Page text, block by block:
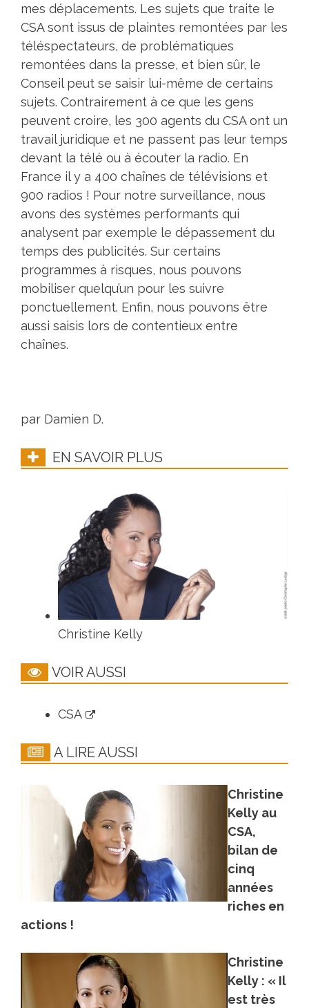
mes déplacements. Les sujets que traite le
CSA sont issus de plaintes remontées par les
téléspectateurs, de problématiques
remontées dans la presse, et bien sûr, le
Conseil peut se saisir lui-même de certains
sujets. Contrairement à ce que les gens
peuvent croire, les 300 agents du CSA ont un
travail juridique et ne passent pas leur temps
devant la télé ou à écouter la radio. En
France il y a 400 chaînes de télévisions et
900 radios ! Pour notre surveillance, nous
avons des systèmes performants qui
analysent par exemple le dépassement du
temps des publicités. Sur certains
programmes à risques, nous pouvons
mobiliser quelqu’un pour les suivre
ponctuellement. Enfin, nous pouvons être
aussi saisis lors de contentieux entre
chaînes.
par Damien D.
EN SAVOIR PLUS
Christine Kelly
VOIR AUSSI
CSA
A LIRE AUSSI
Christine
Kelly au
CSA,
bilan de
cinq
années
riches en
actions !
Christine
Kelly : « Il
est très